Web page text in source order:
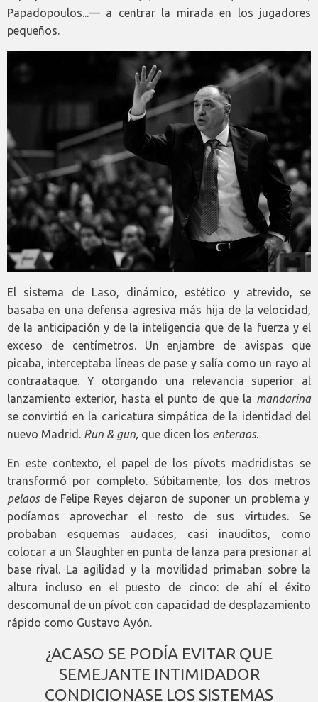
Papadopoulos...— a centrar la mirada en los jugadores
pequeños.
El sistema de Laso, dinámico, estético y atrevido, se
basaba en una defensa agresiva más hija de la velocidad,
de la anticipación y de la inteligencia que de la fuerza y el
exceso de centímetros. Un enjambre de avispas que
picaba, interceptaba líneas de pase y salía como un rayo al
contraataque. Y otorgando una relevancia superior al
lanzamiento exterior, hasta el punto de que la mandarina
se convirtió en la caricatura simpática de la identidad del
nuevo Madrid. Run & gun, que dicen los enteraos.
En este contexto, el papel de los pívots madridistas se
transformó por completo. Súbitamente, los dos metros
pelaosde Felipe Reyes dejaron de suponer un problema y
podíamos aprovechar el resto de sus virtudes. Se
probaban esquemas audaces, casi inauditos, como
colocar a un Slaughter en punta de lanza para presionar al
base rival. La agilidad y la movilidad primaban sobre la
altura incluso en el puesto de cinco: de ahí el éxito
descomunal de un pívot con capacidad de desplazamiento
rápido como Gustavo Ayón.
¿ACASO SE PODÍA EVITAR QUE
SEMEJANTE INTIMIDADOR
CONDICIONASE LOS SISTEMAS